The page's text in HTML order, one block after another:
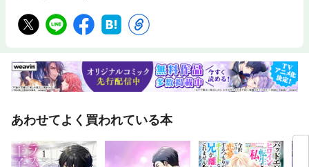
あわせてよく買われている本